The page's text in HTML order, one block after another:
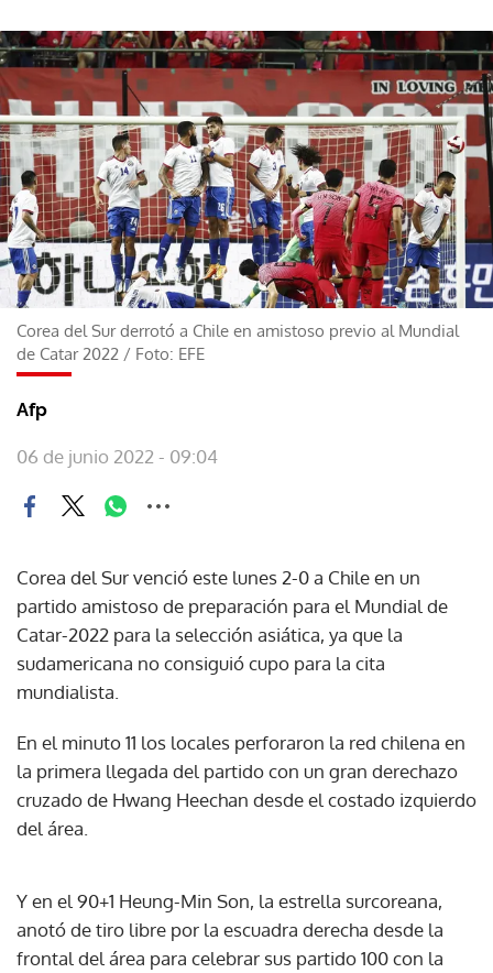
Corea del Sur derrotó a Chile en amistoso previo al Mundial
de Catar 2022 / Foto: EFE
Afp
06 de junio 2022 - 09:04
Corea del Sur venció este lunes 2-0 a Chile en un
partido amistoso de preparación para el Mundial de
Catar-2022 para la selección asiática, ya que la
sudamericana no consiguió cupo para la cita
mundialista.
En el minuto 11 los locales perforaron la red chilena en
la primera llegada del partido con un gran derechazo
cruzado de Hwang Heechan desde el costado izquierdo
del área.
Y en el 90+1 Heung-Min Son, la estrella surcoreana,
anotó de tiro libre por la escuadra derecha desde la
frontal del área para celebrar sus partido 100 con la